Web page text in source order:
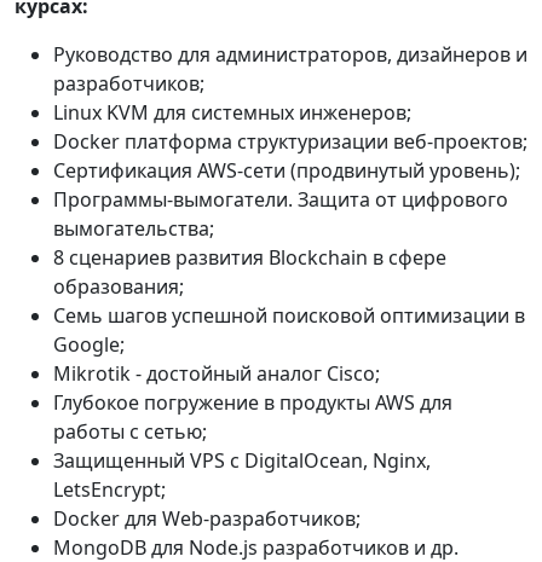
курсах:
Руководство для администраторов, дизайнеров и
разработчиков;
Linux KVM для системных инженеров;
Docker платформа структуризации веб-проектов;
Сертификация AWS-сети (продвинутый уровень);
Программы-вымогатели. Защита от цифрового
вымогательства;
8 сценариев развития Blockchain в сфере
образования;
Семь шагов успешной поисковой оптимизации в
Google;
Mikrotik - достойный аналог Cisco;
Глубокое погружение в продукты AWS для
работы с сетью;
Защищенный VPS с DigitalOcean, Nginx,
LetsEncrypt;
Docker для Web-разработчиков;
MongoDB для Node.js разработчиков и др.